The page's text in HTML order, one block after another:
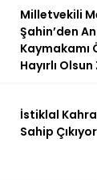
Milletvekili
Şahin’den
Kaymakamı
Hayırlı
İstiklal
Sahip Çıkıyor